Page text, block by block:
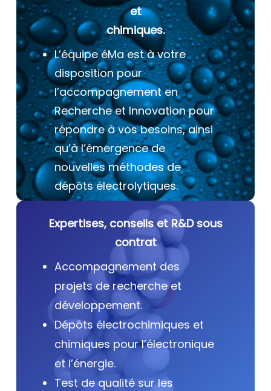
et
chimiques.
L’équipe éMa est à votre
disposition pour
l’accompagnement en
Recherche et Innovation pour
répondre à vos besoins, ainsi
qu’à l’émergence de
nouvelles méthodes de
dépôts électrolytiques.
Expertises, conseils et R&D sous
contrat
Accompagnement des
projets de recherche et
développement.
Dépôts électrochimiques et
chimiques pour l’électronique
et l’énergie.
Test de qualité sur les